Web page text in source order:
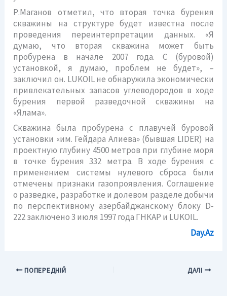
Р.Маганов отметил, что вторая точка бурения
скважины на структуре будет известна после
проведения переинтерпретации данных. «Я
думаю, что вторая скважина может быть
пробурена в начале 2007 года. С (буровой)
установкой, я думаю, проблем не будет», –
заключил он. LUKOIL не обнаружила экономически
привлекательных запасов углеводородов в ходе
бурения первой разведочной скважины на
«Ялама».
Скважина была пробурена с плавучей буровой
установки «им. Гейдара Алиева» (бывшая LIDER) на
проектную глубину 4500 метров при глубине моря
в точке бурения 332 метра. В ходе бурения с
применением системы нулевого сброса были
отмечены признаки газопроявления. Соглашение
о разведке, разработке и долевом разделе добычи
по перспективному азербайджанскому блоку D-
222 заключено 3 июля 1997 года ГHКАР и LUKOIL.
Day.Az
ПОПЕРЕДНІЙ ДАЛІ